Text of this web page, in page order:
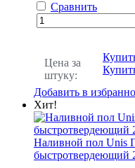
Сравнить
Цена за
штуку:
Добавить в
Хит!
Наливной пол Unis
быстротвердеющий